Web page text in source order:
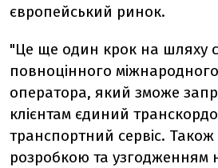
європейський ринок.
"Це ще один крок на шляху
повноцінного
оператора, який зможе
клієнтам єдиний
транспортний сервіс.
розробкою та узгодженням